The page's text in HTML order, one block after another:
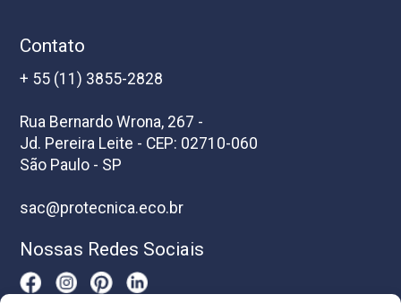
Contato
+ 55 (11) 3855-2828
Rua Bernardo Wrona, 267 -
Jd. Pereira Leite - CEP: 02710-060
São Paulo - SP
sac@protecnica.eco.br
Nossas Redes Sociais